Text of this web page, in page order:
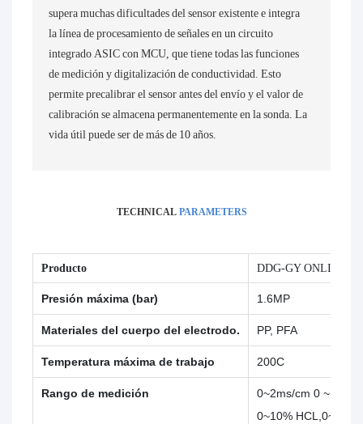
supera muchas dificultades del sensor existente e integra
la línea de procesamiento de señales en un circuito
integrado ASIC con MCU, que tiene todas las funciones
de medición y digitalización de conductividad. Esto
permite precalibrar el sensor antes del envío y el valor de
calibración se almacena permanentemente en la sonda. La
vida útil puede ser de más de 10 años.
TECHNICAL PARAMETERS
Producto DDG-GY ONLINE
Presión máxima (bar) 1.6MP
Materiales del cuerpo del electrodo. PP, PFA
Temperatura máxima de trabajo 200C
Rango de medición
0~2ms/cm 0 ~
0~10% HCL,0~10%